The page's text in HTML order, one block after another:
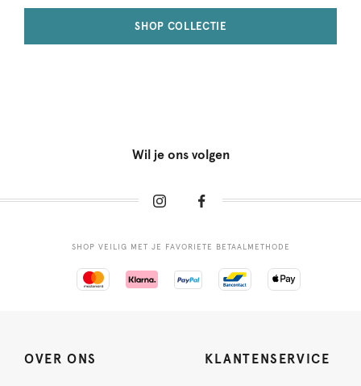
SHOP COLLECTIE
Wil je ons volgen
SHOP VEILIG MET JE FAVORIETE BETAALMETHODE
OVER ONS KLANTENSERVICE